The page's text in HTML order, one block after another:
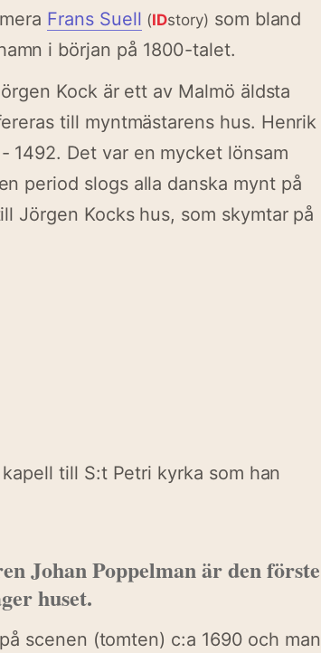
Frans Suell (IDstory) som bland
i början på 1800-talet.
Kock är ett av Malmö äldsta
till myntmästarens hus. Henrik
1492. Det var en mycket lönsam
period slogs alla danska mynt på
Jörgen Kocks hus, som skymtar på
till S:t Petri kyrka som han
Johan Poppelman är den förste
huset.
scenen (tomten) c:a 1690 och man